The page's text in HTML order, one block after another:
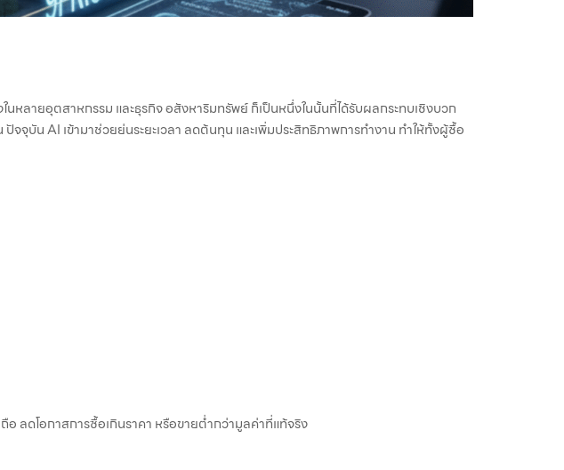
ลายอุตสาหกรรม และธุรกิจ อสังหาริมทรัพย์ ก็เป็นหนึ่งในนั้นที่ได้รับผลกระทบเชิงบวก
บัน AI เข้ามาช่วยย่นระยะเวลา ลดต้นทุน และเพิ่มประสิทธิภาพการทำงาน ทำให้ทั้งผู้ซื้อ
อ ลดโอกาสการซื้อเกินราคา หรือขายต่ำกว่ามูลค่าที่แท้จริง